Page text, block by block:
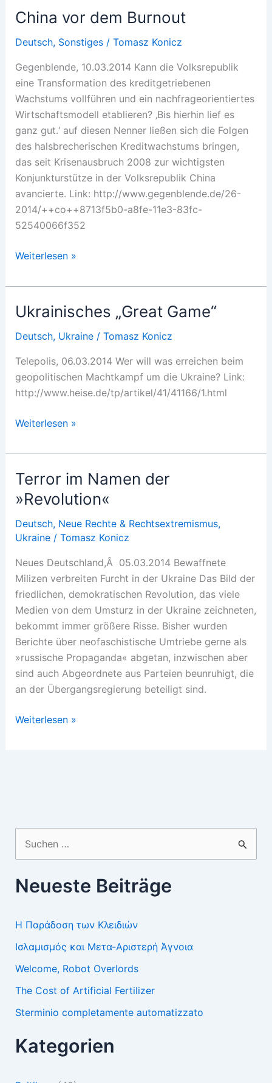
Griechenland
des
Ostens?
China vor dem Burnout
Deutsch, Sonstiges/ Tomasz Konicz
Gegenblende, 10.03.2014 Kann die Volksrepublik
eine Transformation des kreditgetriebenen
Wachstums vollführen und ein nachfrageorientiertes
Wirtschaftsmodell etablieren? ‚Bis hierhin lief es
ganz gut.‘ auf diesen Nenner ließen sich die Folgen
des halsbrecherischen Kreditwachstums bringen,
das seit Krisenausbruch 2008 zur wichtigsten
Konjunkturstütze in der Volksrepublik China
avancierte. Link: http://www.gegenblende.de/26-
2014/++co++8713f5b0-a8fe-11e3-83fc-
52540066f352
China
dem
Burnout
Weiterlesen »
Ukrainisches „Great Game“
Deutsch, Ukraine/ Tomasz Konicz
Telepolis, 06.03.2014 Wer will was erreichen beim
geopolitischen Machtkampf um die Ukraine? Link:
http://www.heise.de/tp/artikel/41/41166/1.html
Ukrainisches
Game“
Weiterlesen »
Terror im Namen der
»Revolution«
Deutsch, Neue Rechte & Rechtsextremismus,
Ukraine/ Tomasz Konicz
Neues Deutschland,Â 05.03.2014 Bewaffnete
Milizen verbreiten Furcht in der Ukraine Das Bild der
friedlichen, demokratischen Revolution, das viele
Medien von dem Umsturz in der Ukraine zeichneten,
bekommt immer größere Risse. Bisher wurden
Berichte über neofaschistische Umtriebe gerne als
»russische Propaganda« abgetan, inzwischen aber
sind auch Abgeordnete aus Parteien beunruhigt, die
an der Übergangsregierung beteiligt sind.
Terror
Weiterlesen »
nach:
Neueste Beiträge
Η Παράδοση των Κλειδιών
Ισλαμισμός και Μετα-Αριστερή Άγνοια
Welcome, Robot Overlords
The Cost of Artificial Fertilizer
Sterminio completamente automatizzato
Kategorien